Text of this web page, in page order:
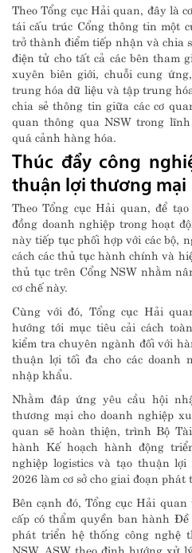
Theo Tổng cục Hải quan, đây là
tái cấu trúc Cổng thông tin một
trở thành điểm tiếp nhận và chia
điện tử cho tất cả các bên tham
xuyên biên giới, chuỗi cung
trung hóa dữ liệu và tập trung
chia sẻ thông tin giữa các cơ
quan thông qua NSW trong
quá cảnh hàng hóa.
Thúc đẩy công
thuận lợi thương mại
Theo Tổng cục Hải quan, để
đồng doanh nghiệp trong hoạt
này tiếp tục phối hợp với các bộ,
cách các thủ tục hành chính và
thủ tục trên Cổng NSW nhằm
cơ chế này.
Cùng với đó, Tổng cục Hải
hướng tới mục tiêu cải cách
kiểm tra chuyên ngành đối với
thuận lợi tối đa cho các doanh
nhập khẩu.
Nhằm đáp ứng yêu cầu hội
thương mại cho doanh nghiệp
quan sẽ hoàn thiện, trình Bộ
hành Kế hoạch hành động
nghiệp logistics và tạo thuận
2026 làm cơ sở cho giai đoạn
Bên cạnh đó, Tổng cục Hải
cấp có thẩm quyền ban hành
phát triển hệ thống công nghệ
NSW, ASW theo định hướng xử